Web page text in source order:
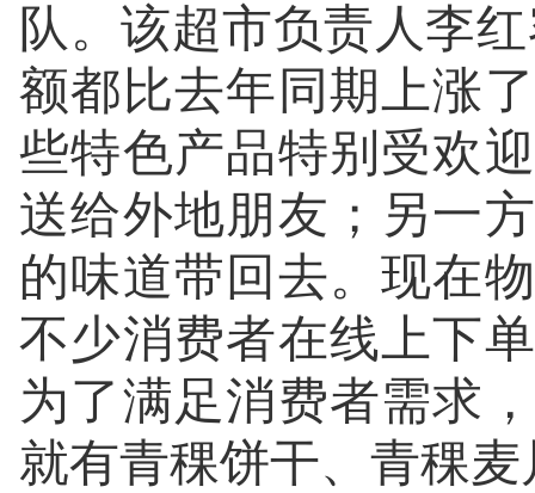
队。该超市负责人李
额都比去年同期上涨
些特色产品特别受欢
送给外地朋友；另一
的味道带回去。现在
不少消费者在线上下
为了满足消费者需求
就有青稞饼干、青稞